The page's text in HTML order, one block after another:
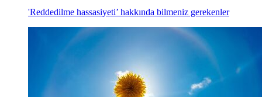
'Reddedilme hassasiyeti’ hakkında bilmeniz gerekenler